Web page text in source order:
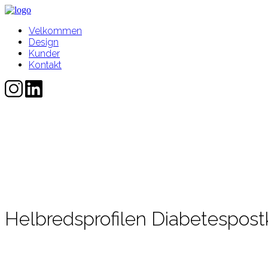
Velkommen
Design
Kunder
Kontakt
Helbredsprofilen